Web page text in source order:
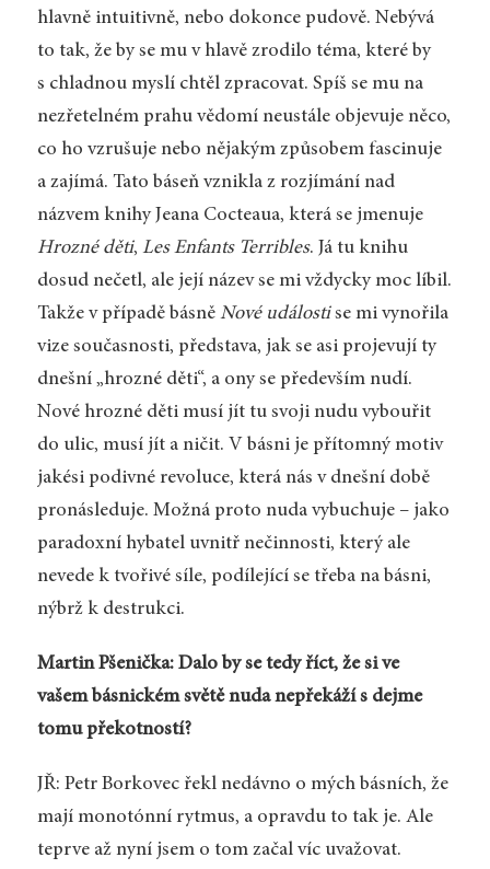
hlavně intuitivně, nebo dokonce pudově. Nebývá
to tak, že by se mu v hlavě zrodilo téma, které by
s chladnou myslí chtěl zpracovat. Spíš se mu na
nezřetelném prahu vědomí neustále objevuje něco,
co ho vzrušuje nebo nějakým způsobem fascinuje
a zajímá. Tato báseň vznikla z rozjímání nad
názvem knihy Jeana Cocteaua, která se jmenuje
Hrozné děti, Les Enfants Terribles. Já tu knihu
dosud nečetl, ale její název se mi vždycky moc líbil.
Takže v případě básně Nové událostise mi vynořila
vize současnosti, představa, jak se asi projevují ty
dnešní „hrozné děti“, a ony se především nudí.
Nové hrozné děti musí jít tu svoji nudu vybouřit
do ulic, musí jít a ničit. V básni je přítomný motiv
jakési podivné revoluce, která nás v dnešní době
pronásleduje. Možná proto nuda vybuchuje – jako
paradoxní hybatel uvnitř nečinnosti, který ale
nevede k tvořivé síle, podílející se třeba na básni,
nýbrž k destrukci.
Martin Pšenička: Dalo by se tedy říct, že si ve
vašem básnickém světě nuda nepřekáží s dejme
tomu překotností?
JŘ: Petr Borkovec řekl nedávno o mých básních, že
mají monotónní rytmus, a opravdu to tak je. Ale
teprve až nyní jsem o tom začal víc uvažovat.